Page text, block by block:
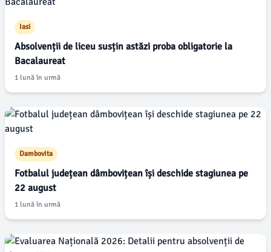
Iasi
Absolvenții de liceu susțin astăzi proba obligatorie la
Bacalaureat
1 lună în urmă
Dambovita
Fotbalul județean dâmbovițean își deschide stagiunea pe
22 august
1 lună în urmă